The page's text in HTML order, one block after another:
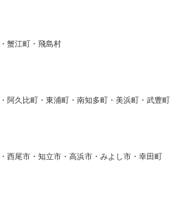
蟹江町・飛島村
阿久比町・東浦町・南知多町・美浜町・武豊町
西尾市・知立市・高浜市・みよし市・幸田町